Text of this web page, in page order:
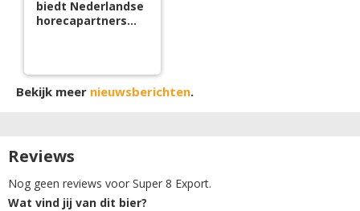
biedt Nederlandse
horecapartners
Bekijk meer nieuwsberichten.
Reviews
Nog geen reviews voor Super 8 Export.
Wat vind jij van dit bier?